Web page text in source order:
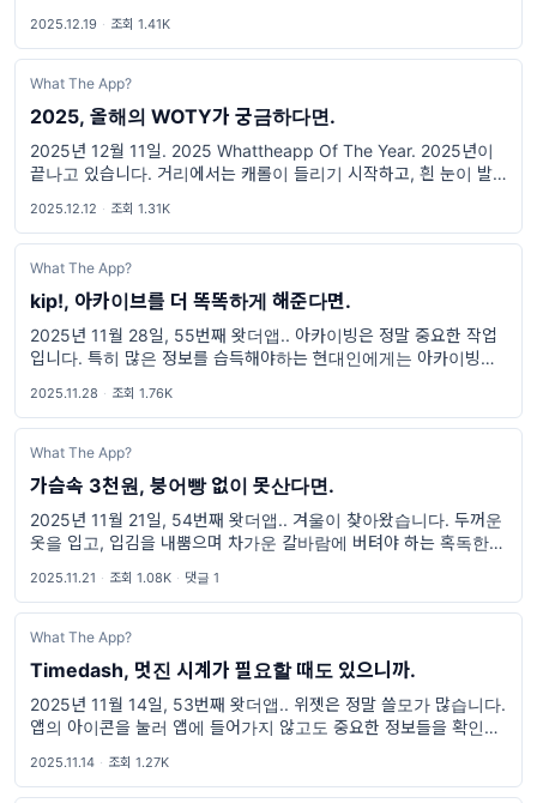
하다는 이야기죠.
2025.12.19 · 조회 1.41K
What The App?
2025, 올해의 WOTY가 궁금하다면.
2025년 12월 11일. 2025 Whattheapp Of The Year. 2025년이
끝나고 있습니다. 거리에서는 캐롤이 들리기 시작하고, 흰 눈이 발에
의 앱을 선정하는 시간을 가져보고
2025.12.12 · 조회 1.31K
What The App?
kip!, 아카이브를 더 똑똑하게 해준다면.
2025년 11월 28일, 55번째 왓더앱.. 아카이빙은 정말 중요한 작업
입니다. 특히 많은 정보를 습득해야하는 현대인에게는 아카이빙은 더
카이빙 방법이 있습니
2025.11.28 · 조회 1.76K
What The App?
가슴속 3천원, 붕어빵 없이 못산다면.
2025년 11월 21일, 54번째 왓더앱.. 겨울이 찾아왔습니다. 두꺼운
옷을 입고, 입김을 내뿜으며 차가운 칼바람에 버텨야 하는 혹독한 계
혹독한 계절을 버
2025.11.21 · 조회 1.08K · 댓글 1
What The App?
Timedash, 멋진 시계가 필요할 때도 있으니까.
2025년 11월 14일, 53번째 왓더앱.. 위젯은 정말 쓸모가 많습니다.
앱의 아이콘을 눌러 앱에 들어가지 않고도 중요한 정보들을 확인하고
된 이후로 정말 많
2025.11.14 · 조회 1.27K